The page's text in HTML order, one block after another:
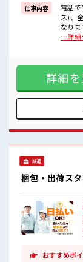
■職場の雰囲気
20代活躍中のフ
休憩室でホッ
ロッカーあり！
ON/OFFの切替
仕事内容
電話
ス)、
なり
示に沿
ライ
ります
や友
≫ 新し
く環
指し
代活
レッ
…詳細
詳細
派遣
梱包・出荷ス
おすすめポ